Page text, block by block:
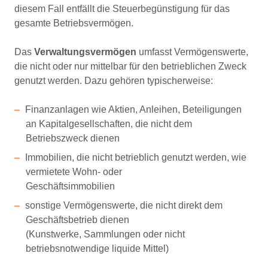
diesem Fall entfällt die Steuerbegünstigung für das
gesamte Betriebsvermögen.
Das Verwaltungsvermögen umfasst Vermögenswerte,
die nicht oder nur mittelbar für den betrieblichen Zweck
genutzt werden. Dazu gehören typischerweise:
Finanzanlagen wie Aktien, Anleihen, Beteiligungen
an Kapitalgesellschaften, die nicht dem
Betriebszweck dienen
Immobilien, die nicht betrieblich genutzt werden, wie
vermietete Wohn- oder
Geschäftsimmobilien
sonstige Vermögenswerte, die nicht direkt dem
Geschäftsbetrieb dienen
(Kunstwerke, Sammlungen oder nicht
betriebsnotwendige liquide Mittel)